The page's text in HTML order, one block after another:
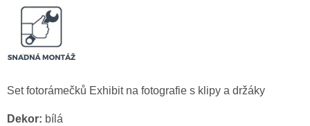
Set fotorámečků Exhibit na fotografie s klipy a držáky
Dekor: bílá